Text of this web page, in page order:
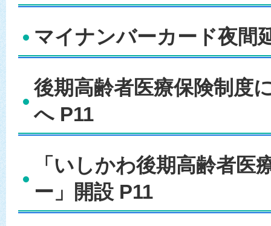
マイナンバーカード夜間
後期高齢者医療保険制度
へ P11
「いしかわ後期高齢者医
ー」開設 P11